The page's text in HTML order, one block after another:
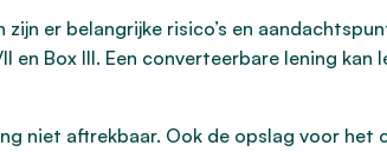
er belangrijke risico’s en
Box III. Een converteerbare lening
niet aftrekbaar. Ook de opslag voor het